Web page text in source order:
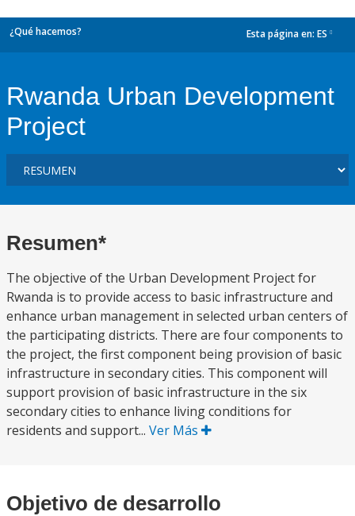
¿Qué hacemos? Esta página en: ES
Rwanda Urban Development
Project
Resumen*
The objective of the Urban Development Project for
Rwanda is to provide access to basic infrastructure and
enhance urban management in selected urban centers of
the participating districts. There are four components to
the project, the first component being provision of basic
infrastructure in secondary cities. This component will
support provision of basic infrastructure in the six
secondary cities to enhance living conditions for
residents and support... Ver Más
Objetivo de desarrollo